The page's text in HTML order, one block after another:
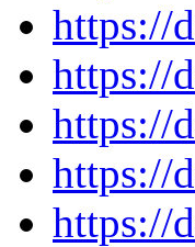
https://
https://
https://
https://
https://